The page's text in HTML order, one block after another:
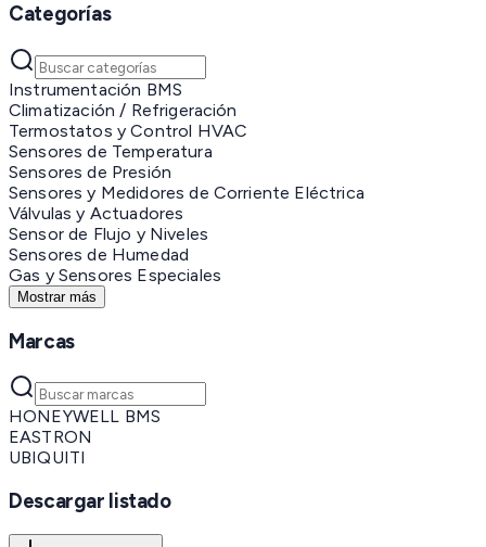
Categorías
Instrumentación BMS
Climatización / Refrigeración
Termostatos y Control HVAC
Sensores de Temperatura
Sensores de Presión
Sensores y Medidores de Corriente Eléctrica
Válvulas y Actuadores
Sensor de Flujo y Niveles
Sensores de Humedad
Gas y Sensores Especiales
Mostrar más
Marcas
HONEYWELL BMS
EASTRON
UBIQUITI
Descargar listado